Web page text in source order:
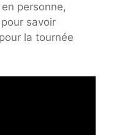
personne,
savoir
la tournée